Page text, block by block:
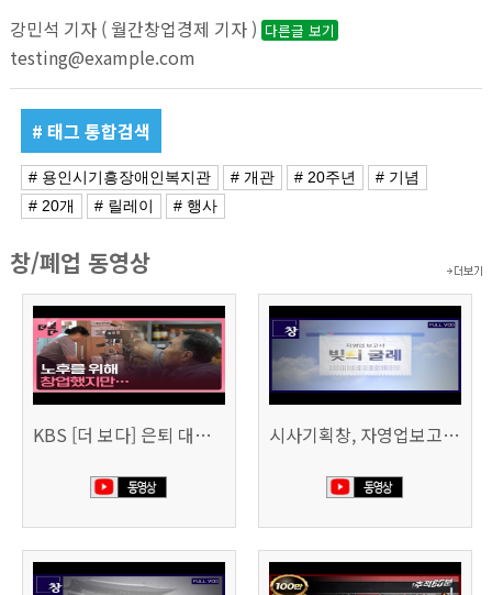
강민석 기자 ( 월간창업경제 기자 ) 다른글 보기
testing@example.com
# 태그 통합검색
# 용인시기흥장애인복지관 # 개관 # 20주년
# 기념
# 20개
# 릴레이 # 행사
창/폐업 동영상
KBS [더 보다] 은퇴 대신 폐업 시사기획창, 자영업보고서 빚의 굴레 507회 (KBS 25.6.10)